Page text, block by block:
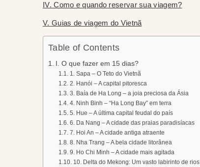
IV. Como e quando reservar sua viagem?
V. Guias de viagem do Vietnã
Table of Contents
I. O que fazer em 15 dias?
1. Sapa – O Teto do Vietnã
2. Hanói – A capital pitoresca
3. Baía de Ha Long – a joia preciosa da Ásia
4. Ninh Binh – “Ha Long Bay” em terra
5. Hue – A última capital feudal do país
6. Da Nang – A cidade das praias paradisíacas
7. Hoi An – A cidade antiga atraente
8. Nha Trang – A bela cidade litorânea
9. Ho Chi Minh – A cidade mais agitada
10. Delta do Mekong: Um vasto labirinto de rios